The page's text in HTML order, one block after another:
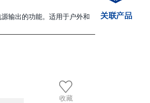
输出的功能。适用于户外和
收藏